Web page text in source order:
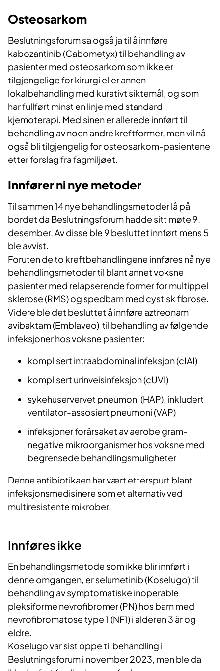
Osteosarkom
Beslutningsforum sa også ja til å innføre
kabozantinib (Cabometyx) til behandling av
pasienter med osteosarkom som ikke er
tilgjengelige for kirurgi eller annen
lokalbehandling med kurativt siktemål, og som
har fullført minst en linje med standard
kjemoterapi. Medisinen er allerede innført til
behandling av noen andre kreftformer, men vil nå
også bli tilgjengelig for osteosarkom-pasientene
etter forslag fra fagmiljøet.
Innfører ni nye metoder
Til sammen 14 nye behandlingsmetoder lå på
bordet da Beslutningsforum hadde sitt møte 9.
desember. Av disse ble 9 besluttet innført mens 5
ble avvist.
Foruten de to kreftbehandlingene innføres nå nye
behandlingsmetoder til blant annet voksne
pasienter med relapserende former for multippel
sklerose (RMS) og spedbarn med cystisk fibrose.
Videre ble det besluttet å innføre aztreonam
avibaktam (Emblaveo) til behandling av følgende
infeksjoner hos voksne pasienter:
komplisert intraabdominal infeksjon (cIAI)
komplisert urinveisinfeksjon (cUVI)
sykehuservervet pneumoni (HAP), inkludert
ventilator-assosiert pneumoni (VAP)
infeksjoner forårsaket av aerobe gram-
negative mikroorganismer hos voksne med
begrensede behandlingsmuligheter
Denne antibiotikaen har vært etterspurt blant
infeksjonsmedisinere som et alternativ ved
multiresistente mikrober.
Innføres ikke
En behandlingsmetode som ikke blir innført i
denne omgangen, er selumetinib (Koselugo) til
behandling av symptomatiske inoperable
pleksiforme nevrofibromer (PN) hos barn med
nevrofibromatose type 1 (NF1) i alderen 3 år og
eldre.
Koselugo var sist oppe til behandling i
Beslutningsforum i november 2023, men ble da